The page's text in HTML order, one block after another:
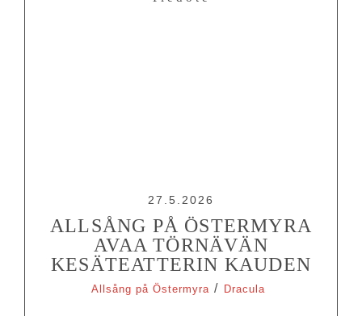
27.5.2026
ALLSÅNG PÅ ÖSTERMYRA
AVAA TÖRNÄVÄN
KESÄTEATTERIN KAUDEN
Allsång på Östermyra / Dracula